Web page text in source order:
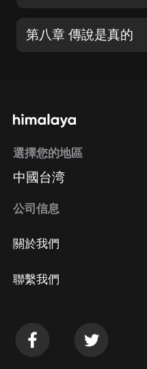
第八章 傳說是真的
選擇您的地區
中國台湾
公司信息
關於我們
聯繫我們